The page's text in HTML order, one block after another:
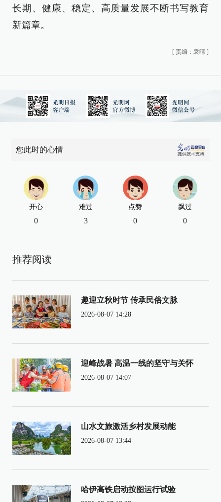
长期、健康、稳定、高质量发展不断书写教育
新篇章。
[ 责编：袁晴 ]
您此时的心情
开心
0
难过
3
点赞
0
飘过
0
推荐阅读
趣迎立秋时节 传承民俗文脉
2026-08-07 14:28
迎峰战暑 高温一线的坚守与关怀
2026-08-07 14:07
山水文旅激活乡村发展动能
2026-08-07 13:44
哈伊高铁启动按图运行试验